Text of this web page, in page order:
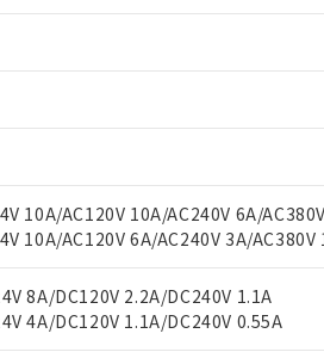
10A/AC120V 10A/AC240V 6A/
10A/AC120V 6A/AC240V 3A/AC380V
8A/DC120V 2.2A/DC240V 1.1A
4A/DC120V 1.1A/DC240V 0.55A
業取扱商品の中には、本サービスの対
標準価格照会結果は、記載している更
された時点での実際の在庫および標準
および標準価格はお客様のお取引先、
相談ください。
指令（10物質）の非含有に非対応
銀(Hg) 1000ppm以下、 カドミウム(Cd) 100ppm以
シル) (DEHP)(別名：DOP) 1000ppm以下、フタ
、フタル酸ジイソブチル (DIBP) 1000ppm以下
視および制御機器に対する適用除外項目は除く。
質については閾値を超える意図的な使用がないこ
表
含有率が中国RoHSの基準値以下であ
当社販売部門へお問い合わせください
(GB/T26572)：
銀) : 1000ppm、 Cd(カドミウム) : 100ppm、
、 PBBs(ポリ臭化ビフェニル類) : 1000ppm、
ルヘキシル)) : 1000ppm
は国外への提供する場合は、日本国政
続きをとります。
を破棄する場合は、完全に破砕するな
を、核兵器、ミサイル、化学兵器、生
いたしません。